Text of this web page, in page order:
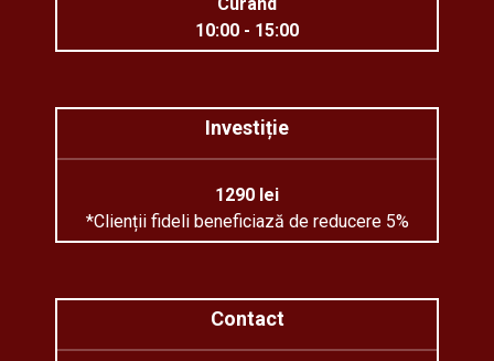
10:00 - 15:00
Investiție
1290 lei
*Clienții fideli beneficiază de reducere 5%
Contact